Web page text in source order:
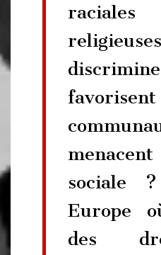
sociale
Europe
des